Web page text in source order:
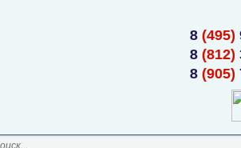
8 (495)
8 (812)
8 (905)